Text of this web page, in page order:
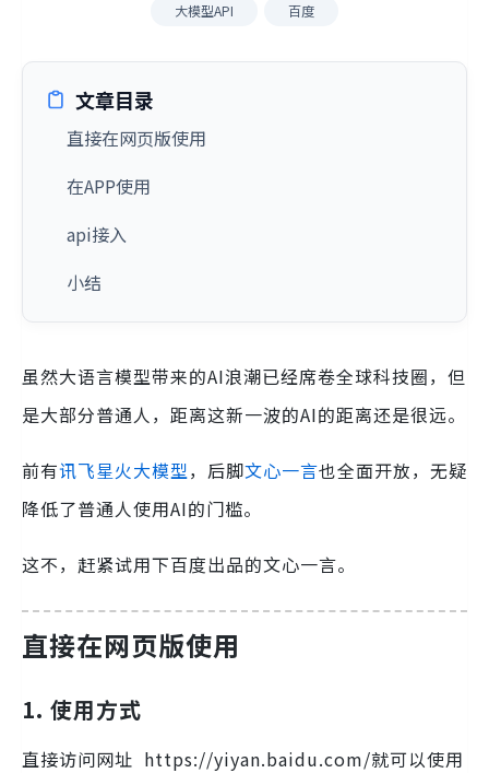
大模型API 百度
文章目录
直接在网页版使用
在APP使用
api接入
小结
虽然大语言模型带来的AI浪潮已经席卷全球科技圈，但
是大部分普通人，距离这新一波的AI的距离还是很远。
前有讯飞星火大模型，后脚文心一言也全面开放，无疑
降低了普通人使用AI的门槛。
这不，赶紧试用下百度出品的文心一言。
直接在网页版使用
1. 使用方式
直接访问网址 https://yiyan.baidu.com/就可以使用